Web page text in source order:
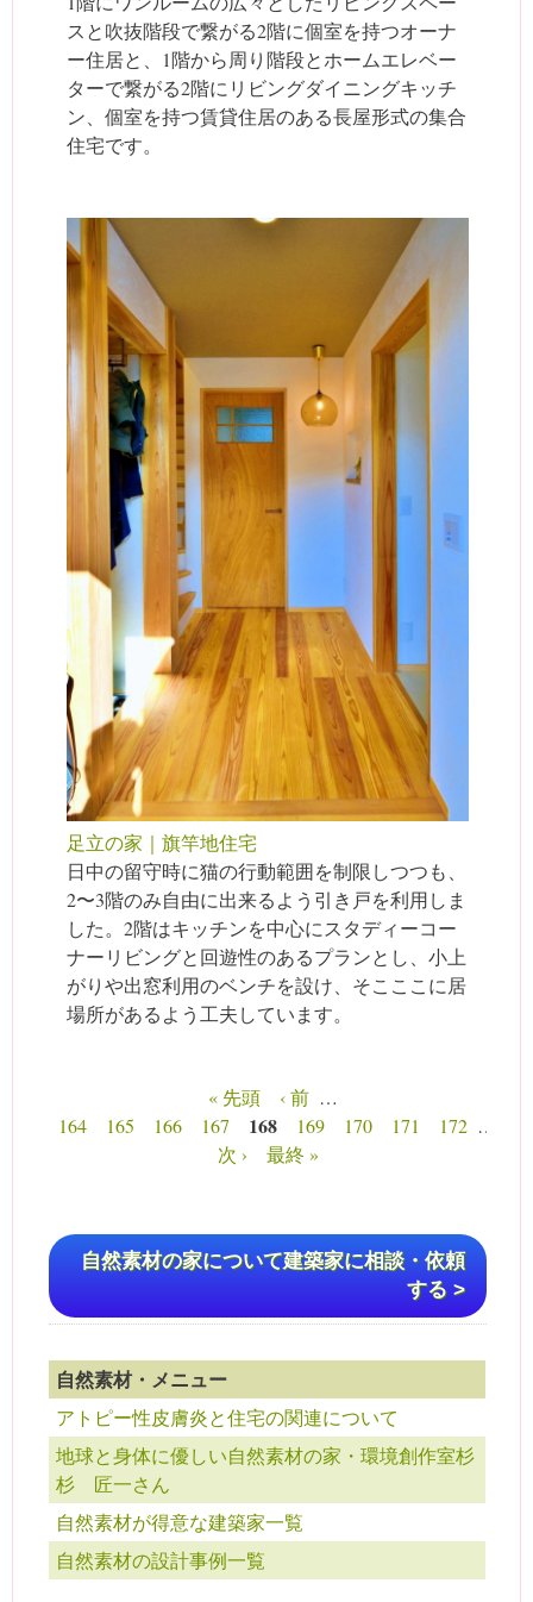
スと吹抜階段で繋がる2階に個室を持つオーナ
ー住居と、1階から周り階段とホームエレベー
ターで繋がる2階にリビングダイニングキッチ
ン、個室を持つ賃貸住居のある長屋形式の集合
住宅です。
足立の家｜旗竿地住宅
日中の留守時に猫の行動範囲を制限しつつも、
2〜3階のみ自由に出来るよう引き戸を利用しま
した。2階はキッチンを中心にスタディーコー
ナーリビングと回遊性のあるプランとし、小上
がりや出窓利用のベンチを設け、そこここに居
場所があるよう工夫しています。
ページ « 先頭 ‹ 前 …
164
165 166 167 168 169 170 171 172 …
次 ›
最終 »
自然素材の家について建築家に相談・依頼
する >
自然素材・メニュー
アトピー性皮膚炎と住宅の関連について
地球と身体に優しい自然素材の家・環境創作室杉
杉 匠一さん
自然素材が得意な建築家一覧
自然素材の設計事例一覧